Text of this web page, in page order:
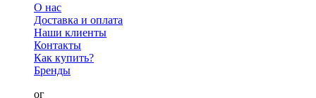
О нас
Доставка и оплата
Наши клиенты
Контакты
Как купить?
Бренды
Каталог